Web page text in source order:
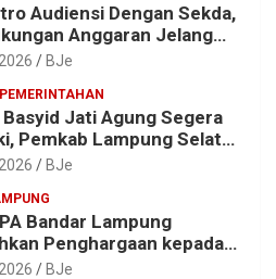
Audiensi Dengan Sekda,
Anggaran Jelang
Lampung
BJe
PEMERINTAHAN
Basyid Jati Agung Segera
Pemkab Lampung Selatan
Rp1,13 Miliar
BJe
Bandar Lampung
Penghargaan kepada
Alfret Jacob Tilukay
BJe